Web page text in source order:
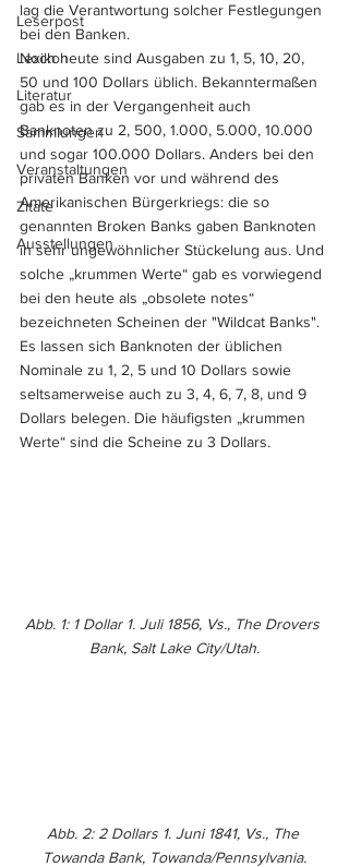
Leserpost
Lexikon
Literatur
Sammlungen
Veranstaltungen
Zitate
Ausstellungen
lag die Verantwortung solcher Festlegungen
bei den Banken.
Noch heute sind Ausgaben zu 1, 5, 10, 20,
50 und 100 Dollars üblich. Bekanntermaßen
gab es in der Vergangenheit auch
Banknoten zu 2, 500, 1.000, 5.000, 10.000
und sogar 100.000 Dollars. Anders bei den
privaten Banken vor und während des
Amerikanischen Bürgerkriegs: die so
genannten Broken Banks gaben Banknoten
in sehr ungewöhnlicher Stückelung aus. Und
solche „krummen Werte“ gab es vorwiegend
bei den heute als „obsolete notes“
bezeichneten Scheinen der "Wildcat Banks".
Es lassen sich Banknoten der üblichen
Nominale zu 1, 2, 5 und 10 Dollars sowie
seltsamerweise auch zu 3, 4, 6, 7, 8, und 9
Dollars belegen. Die häufigsten „krummen
Werte“ sind die Scheine zu 3 Dollars.
Abb. 1: 1 Dollar 1. Juli 1856, Vs., The Drovers
Bank, Salt Lake City/Utah.
Abb. 2: 2 Dollars 1. Juni 1841, Vs., The
Towanda Bank, Towanda/Pennsylvania.